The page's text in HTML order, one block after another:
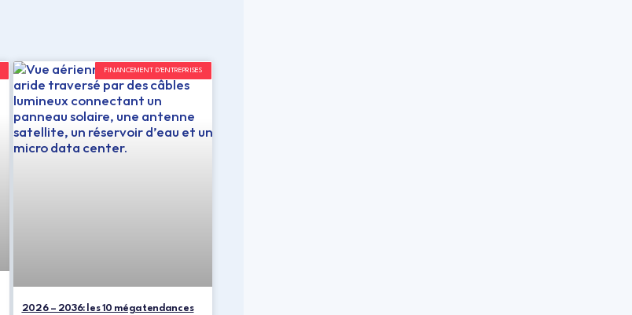
FINANCEMENT D'ENTREPRISES
2026 – 2036: les 10 mégatendances